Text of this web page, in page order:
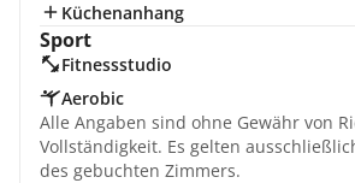
Küchenanhang
Sport
Fitnessstudio
Aerobic
Alle Angaben sind ohne Gewähr von
Vollständigkeit. Es gelten
des gebuchten Zimmers.